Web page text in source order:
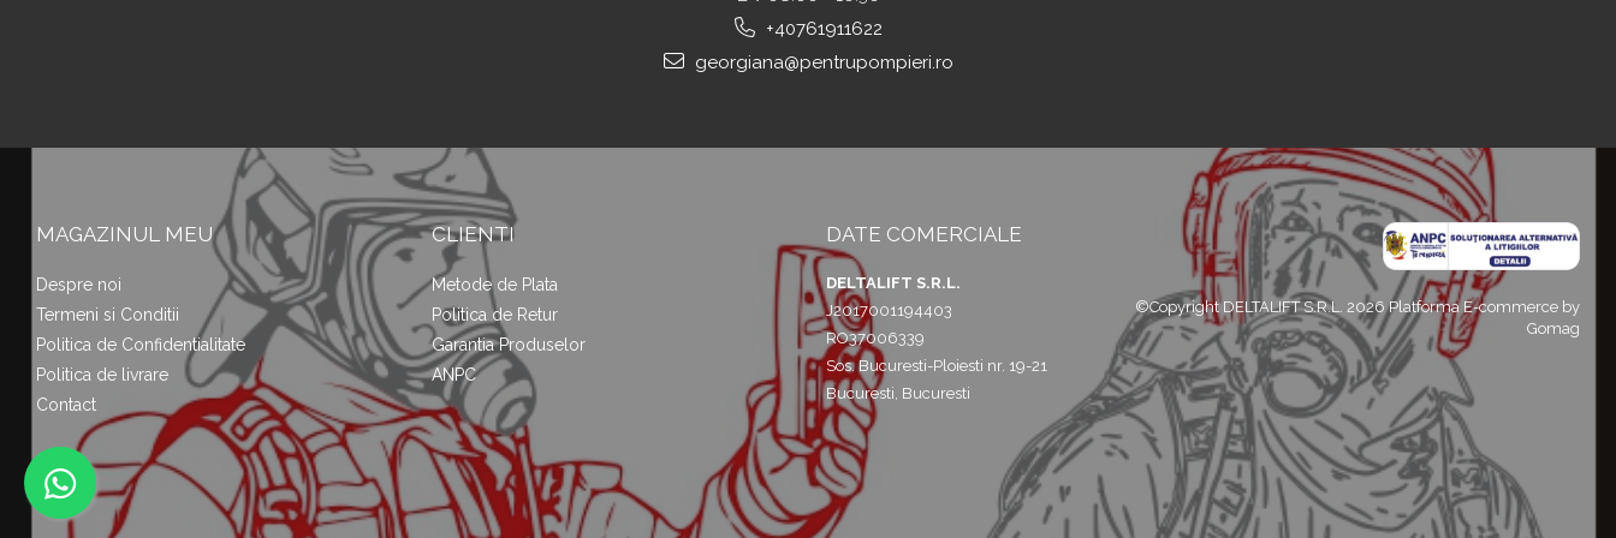
+40761911622
georgiana@pentrupompieri.ro
MAGAZINUL MEU
Despre noi
Termeni si Conditii
Politica de Confidentialitate
Politica de livrare
Contact
CLIENTI
Metode de Plata
Politica de Retur
Garantia Produselor
ANPC
DATE COMERCIALE
DELTALIFT S.R.L.
J2017001194403
RO37006339
Sos. Bucuresti-Ploiesti nr. 19-21
Bucuresti, Bucuresti
©Copyright DELTALIFT S.R.L. 2026Platforma E-commerce by
Gomag